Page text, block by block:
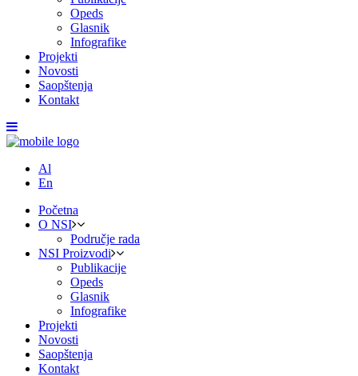
Opeds
Glasnik
Infografike
Projekti
Novosti
Saopštenja
Kontakt
Al
En
Početna
O NSI
Područje rada
NSI Proizvodi
Publikacije
Opeds
Glasnik
Infografike
Projekti
Novosti
Saopštenja
Kontakt